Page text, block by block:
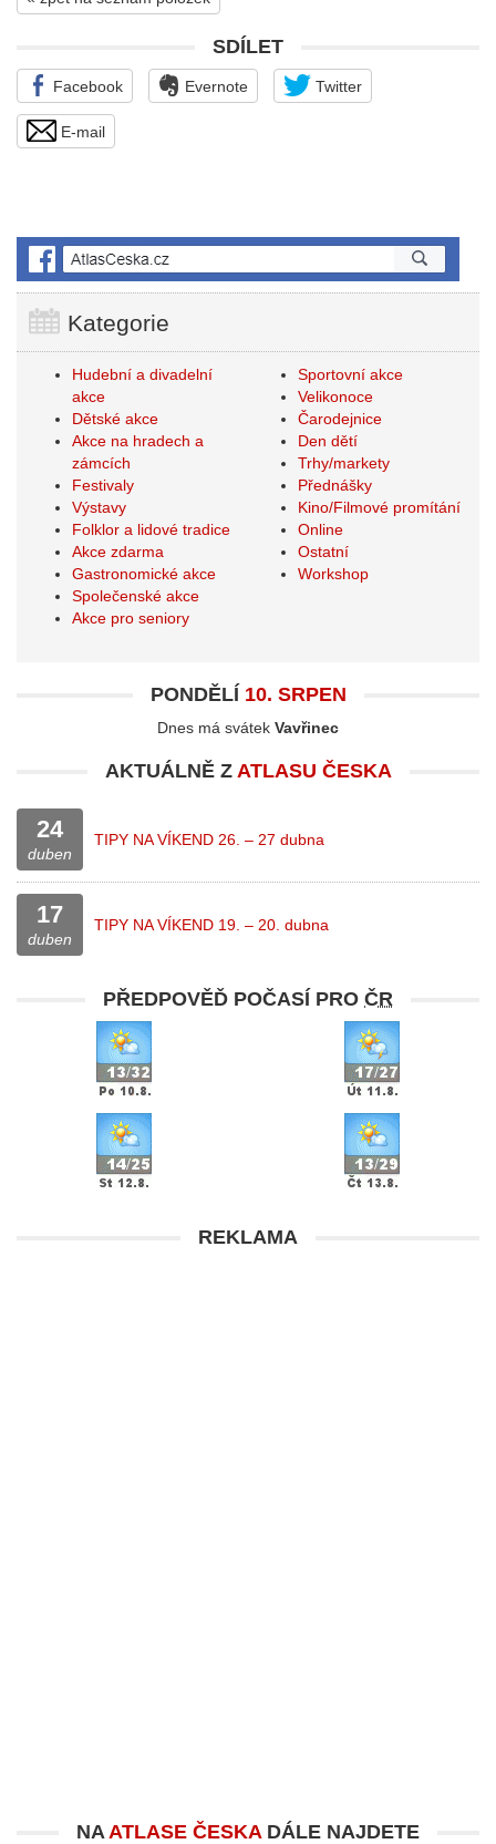
SDÍLET
Facebook Evernote Twitter
E-mail
Kategorie
Hudební a divadelní
akce
Dětské akce
Akce na hradech a
zámcích
Festivaly
Výstavy
Folklor a lidové tradice
Akce zdarma
Gastronomické akce
Společenské akce
Akce pro seniory
Sportovní akce
Velikonoce
Čarodejnice
Den dětí
Trhy/markety
Přednášky
Kino/Filmové promítání
Online
Ostatní
Workshop
PONDĚLÍ 10. SRPEN
Dnes má svátek Vavřinec
AKTUÁLNĚ Z ATLASU ČESKA
24
duben
TIPY NA VÍKEND 26. – 27 dubna
17
duben
TIPY NA VÍKEND 19. – 20. dubna
PŘEDPOVĚĎ POČASÍ PRO ČR
REKLAMA
NAATLASE ČESKADÁLE NAJDETE